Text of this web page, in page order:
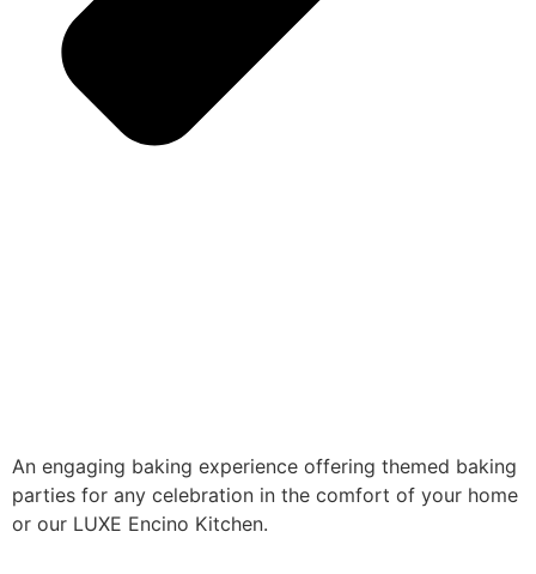
An engaging baking experience offering themed baking
parties for any celebration in the comfort of your home
or our LUXE Encino Kitchen.